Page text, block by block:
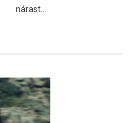
nárast…